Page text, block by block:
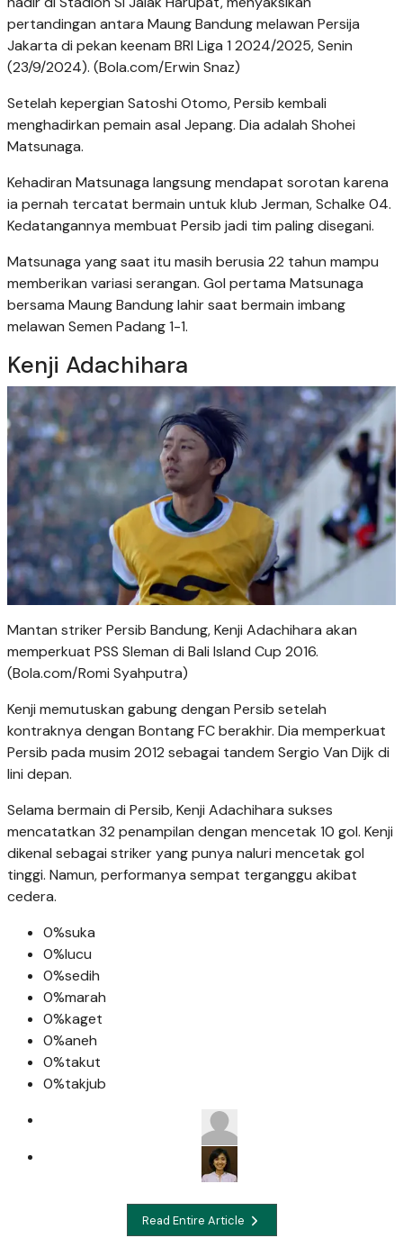
pertandingan antara Maung Bandung melawan Persija
Jakarta di pekan keenam BRI Liga 1 2024/2025, Senin
(23/9/2024). (Bola.com/Erwin Snaz)
Setelah kepergian Satoshi Otomo, Persib kembali
menghadirkan pemain asal Jepang. Dia adalah Shohei
Matsunaga.
Kehadiran Matsunaga langsung mendapat sorotan karena
ia pernah tercatat bermain untuk klub Jerman, Schalke 04.
Kedatangannya membuat Persib jadi tim paling disegani.
Matsunaga yang saat itu masih berusia 22 tahun mampu
memberikan variasi serangan. Gol pertama Matsunaga
bersama Maung Bandung lahir saat bermain imbang
melawan Semen Padang 1-1.
Kenji Adachihara
Mantan striker Persib Bandung, Kenji Adachihara akan
memperkuat PSS Sleman di Bali Island Cup 2016.
(Bola.com/Romi Syahputra)
Kenji memutuskan gabung dengan Persib setelah
kontraknya dengan Bontang FC berakhir. Dia memperkuat
Persib pada musim 2012 sebagai tandem Sergio Van Dijk di
lini depan.
Selama bermain di Persib, Kenji Adachihara sukses
mencatatkan 32 penampilan dengan mencetak 10 gol. Kenji
dikenal sebagai striker yang punya naluri mencetak gol
tinggi. Namun, performanya sempat terganggu akibat
cedera.
0%suka
0%lucu
0%sedih
0%marah
0%kaget
0%aneh
0%takut
0%takjub
Read Entire Article